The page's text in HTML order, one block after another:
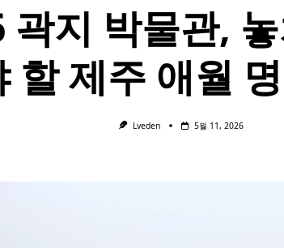
곽지 박물관,
할 제주 애월
Lveden 5월 11, 2026